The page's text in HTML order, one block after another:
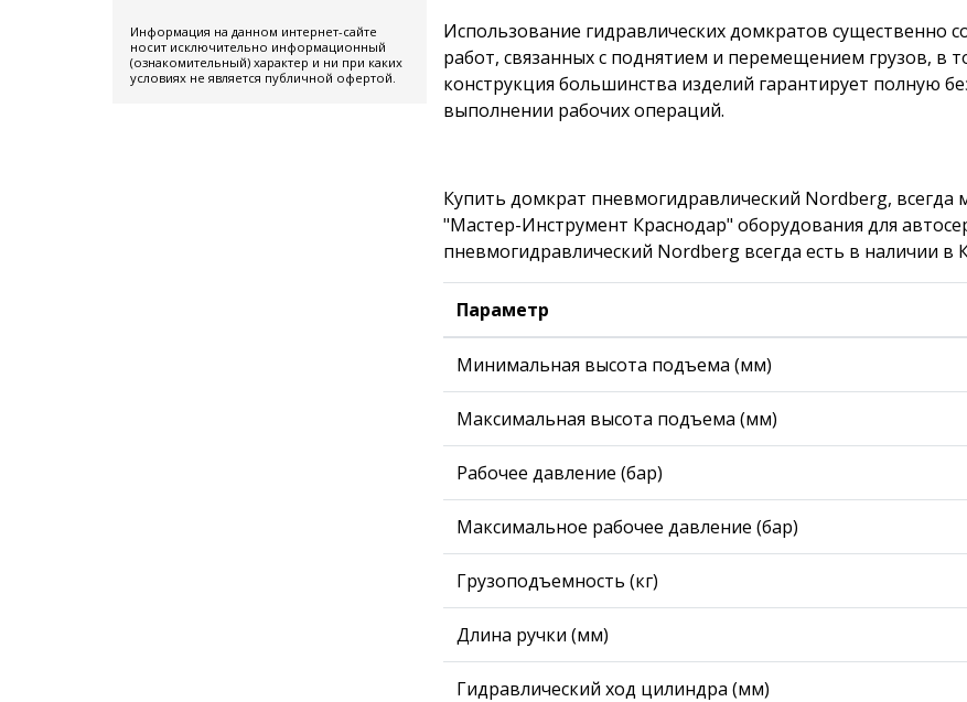
Информация на данном интернет-сайте
носит исключительно информационный
(ознакомительный) характер и ни при каких
условиях не является публичной офертой.
Использование гидравлических домкратов существенно
работ, связанных с поднятием и перемещением грузов, в
конструкция большинства изделий гарантирует полную
выполнении рабочих операций.
Купить домкрат пневмогидравлический Nordberg,
"Мастер-Инструмент Краснодар" оборудования для
пневмогидравлический Nordberg всегда есть в наличии в
Параметр
Минимальная высота подъема (мм)
Максимальная высота подъема (мм)
Рабочее давление (бар)
Максимальное рабочее давление (бар)
Грузоподъемность (кг)
Длина ручки (мм)
Гидравлический ход цилиндра (мм)